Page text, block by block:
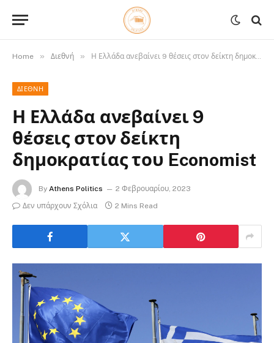
Home » Διεθνή » Η Ελλάδα ανεβαίνει 9 θέσεις στον δείκτη δημοκρατίας του Economist
ΔΙΕΘΝΉ
Η Ελλάδα ανεβαίνει 9
θέσεις στον δείκτη
δημοκρατίας του Economist
By Athens Politics
2 Φεβρουαρίου, 2023
Δεν υπάρχουν Σχόλια
2 Mins Read